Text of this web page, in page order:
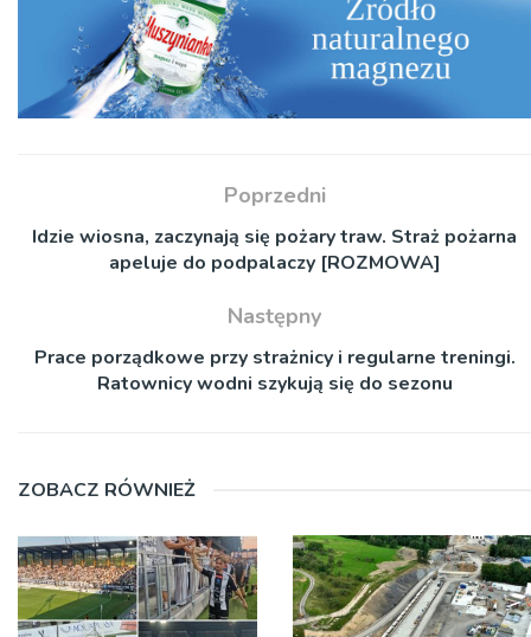
Poprzedni
Idzie wiosna, zaczynają się pożary traw. Straż pożarna
apeluje do podpalaczy [ROZMOWA]
Następny
Prace porządkowe przy strażnicy i regularne treningi.
Ratownicy wodni szykują się do sezonu
ZOBACZ RÓWNIEŻ